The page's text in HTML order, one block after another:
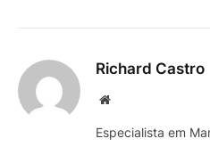
Richard Castro
Website
Especialista em